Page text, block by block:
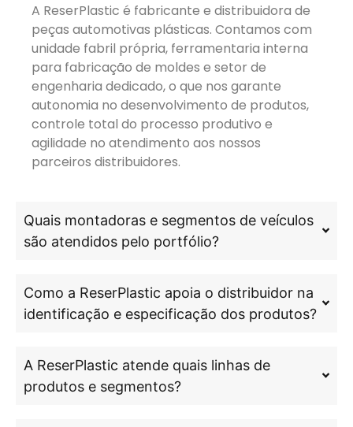
A ReserPlastic é fabricante e distribuidora de
peças automotivas plásticas. Contamos com
unidade fabril própria, ferramentaria interna
para fabricação de moldes e setor de
engenharia dedicado, o que nos garante
autonomia no desenvolvimento de produtos,
controle total do processo produtivo e
agilidade no atendimento aos nossos
parceiros distribuidores.
Quais montadoras e segmentos de veículos
são atendidos pelo portfólio?
Como a ReserPlastic apoia o distribuidor na
identificação e especificação dos produtos?
A ReserPlastic atende quais linhas de
produtos e segmentos?